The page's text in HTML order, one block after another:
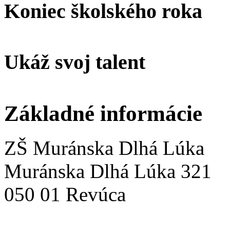
Koniec školského roka
Ukáž svoj talent
Základné informácie
ZŠ Muránska Dlhá Lúka
Muránska Dlhá Lúka 321
050 01 Revúca